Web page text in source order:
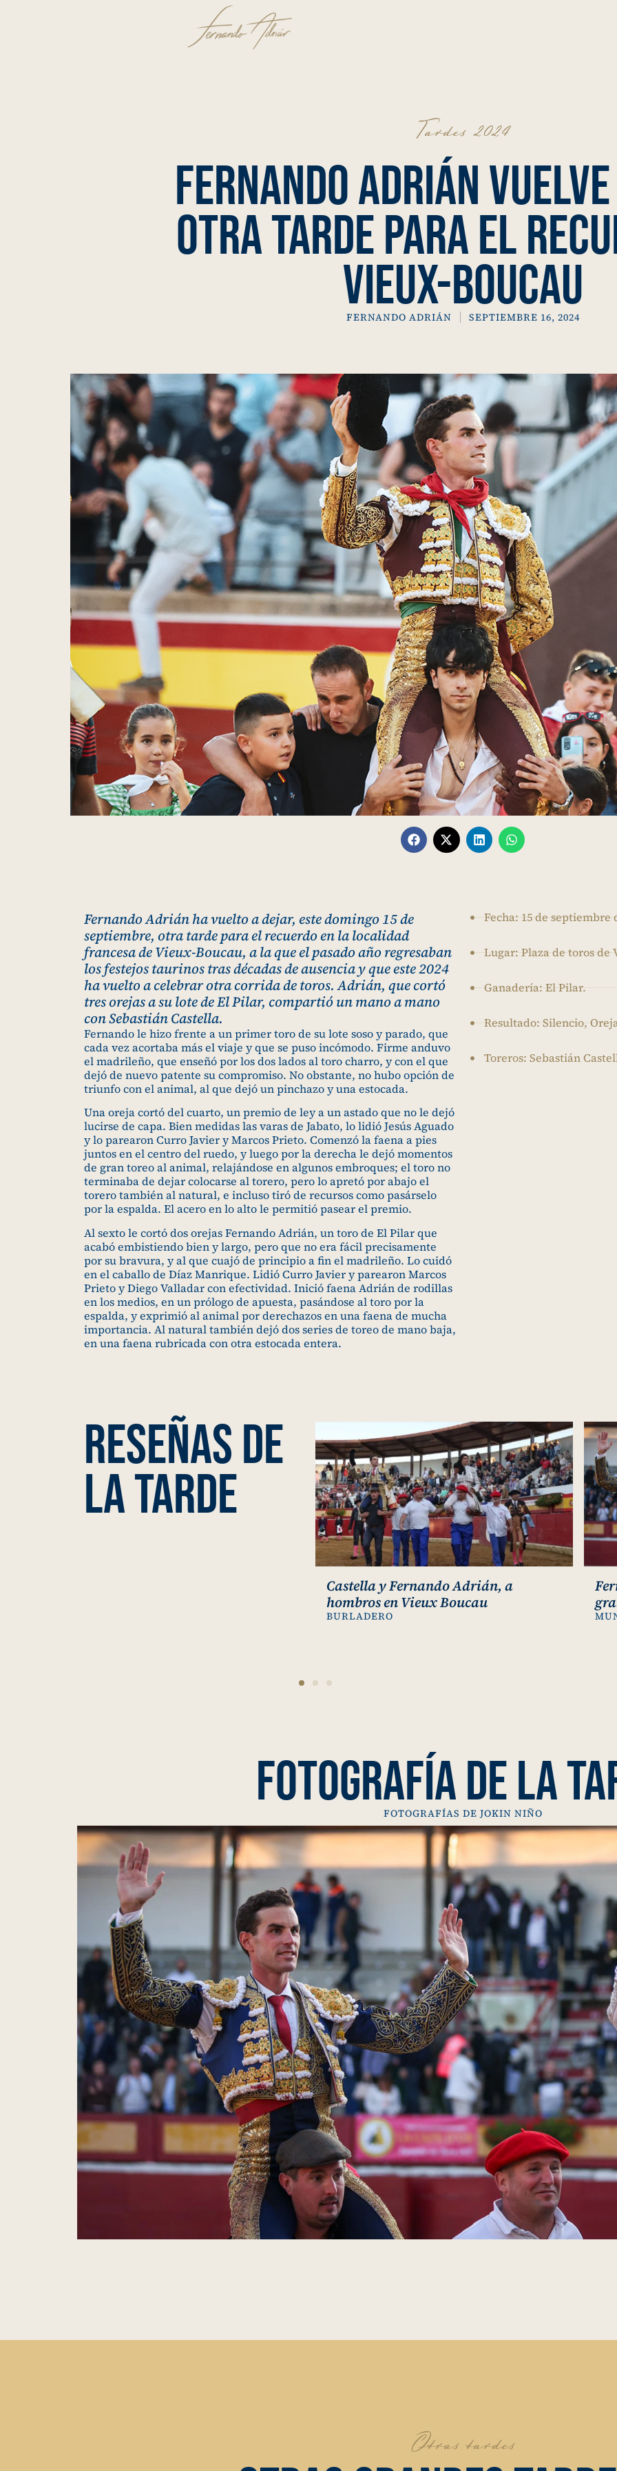
Tardes 2024
Fernando Adrián
otra tarde para el
Vieux-Boucau
FERNANDO ADRIÁN SEPTIEMBRE 16, 2024
Fernando Adrián ha vuelto a dejar, este domingo 15 de
septiembre, otra tarde para el recuerdo en la localidad
francesa de Vieux-Boucau, a la que el pasado año regresaban
los festejos taurinos tras décadas de ausencia y que este 2024
ha vuelto a celebrar otra corrida de toros. Adrián, que cortó
tres orejas a su lote de El Pilar, compartió un mano a mano
con Sebastián Castella.
Fernando le hizo frente a un primer toro de su lote soso y parado, que
cada vez acortaba más el viaje y que se puso incómodo. Firme anduvo
el madrileño, que enseñó por los dos lados al toro charro, y con el que
dejó de nuevo patente su compromiso. No obstante, no hubo opción de
triunfo con el animal, al que dejó un pinchazo y una estocada.
Una oreja cortó del cuarto, un premio de ley a un astado que no le dejó
lucirse de capa. Bien medidas las varas de Jabato, lo lidió Jesús Aguado
y lo parearon Curro Javier y Marcos Prieto. Comenzó la faena a pies
juntos en el centro del ruedo, y luego por la derecha le dejó momentos
de gran toreo al animal, relajándose en algunos embroques; el toro no
terminaba de dejar colocarse al torero, pero lo apretó por abajo el
torero también al natural, e incluso tiró de recursos como pasárselo
por la espalda. El acero en lo alto le permitió pasear el premio.
Al sexto le cortó dos orejas Fernando Adrián, un toro de El Pilar que
acabó embistiendo bien y largo, pero que no era fácil precisamente
por su bravura, y al que cuajó de principio a fin el madrileño. Lo cuidó
en el caballo de Díaz Manrique. Lidió Curro Javier y parearon Marcos
Prieto y Diego Valladar con efectividad. Inició faena Adrián de rodillas
en los medios, en un prólogo de apuesta, pasándose al toro por la
espalda, y exprimió al animal por derechazos en una faena de mucha
importancia. Al natural también dejó dos series de toreo de mano baja,
en una faena rubricada con otra estocada entera.
Fecha: 15 de septiembre
Lugar: Plaza de toros de
Ganadería: El Pilar.
Resultado: Silencio,
Toreros: Sebastián
RESEÑAS DE
LA TARDE
Fernando Adrián y Castella, puerta
grande en Vieux-Boucau-les-Bains
MUNDOTORO
FOTOGRAFÍA DE LA
FOTOGRAFÍAS DE JOKIN NIÑO
Otras tardes